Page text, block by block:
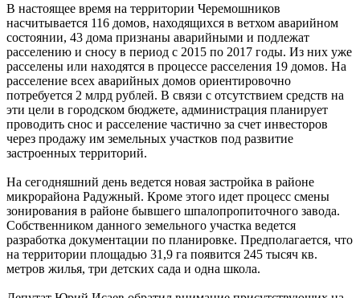
В настоящее время на территории Черемошников
насчитывается 116 домов, находящихся в ветхом аварийном
состоянии, 43 дома признаны аварийными и подлежат
расселению и сносу в период с 2015 по 2017 годы. Из них уже
расселены или находятся в процессе расселения 19 домов. На
расселение всех аварийных домов ориентировочно
потребуется 2 млрд рублей. В связи с отсутствием средств на
эти цели в городском бюджете, администрация планирует
проводить снос и расселение частично за счет инвесторов
через продажу им земельных участков под развитие
застроенных территорий.
На сегодняшний день ведется новая застройка в районе
микрорайона Радужный. Кроме этого идет процесс смены
зонирования в районе бывшего шпалопропиточного завода.
Собственником данного земельного участка ведется
разработка документации по планировке. Предполагается, что
на территории площадью 31,9 га появится 245 тысяч кв.
метров жилья, три детских сада и одна школа.